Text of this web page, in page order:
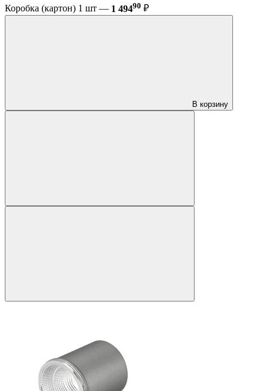
Коробка (картон) 1 шт — 1 49490 ₽
В корзину